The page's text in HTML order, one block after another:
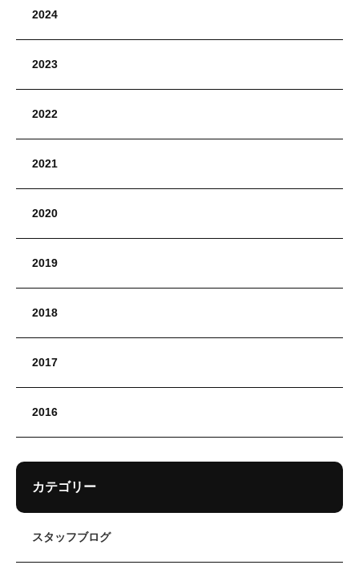
2024
2023
2022
2021
2020
2019
2018
2017
2016
カテゴリー
スタッフブログ